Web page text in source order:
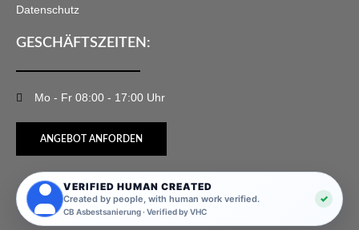
Datenschutz
GESCHÄFTSZEITEN:
Mo - Fr 08:00 - 17:00 Uhr
ANGEBOT ANFORDEN
VERIFIED HUMAN CREATED
Created by people, with human work verified.
CB Asbestsanierung · Verified by VHC
✓